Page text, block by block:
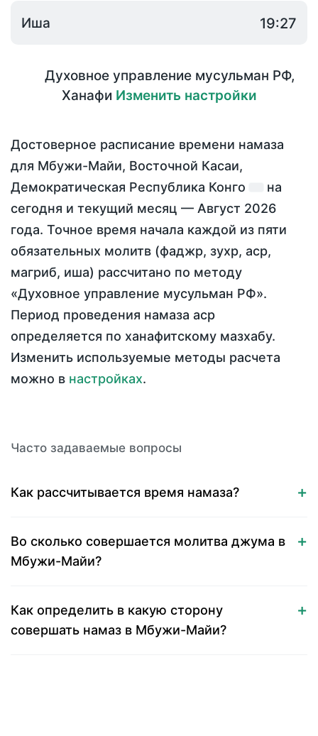
Иша 19:27
Духовное управление мусульман РФ,
Ханафи Изменить настройки
Достоверное расписание времени намаза
для Мбужи-Майи, Восточной Касаи,
Демократическая Республика Конго
на
сегодня и текущий месяц — Август 2026
года. Точное время начала каждой из пяти
обязательных молитв (фаджр, зухр, аср,
магриб, иша) рассчитано по методу
«Духовное управление мусульман РФ».
Период проведения намаза аср
определяется по ханафитскому мазхабу.
Изменить используемые методы расчета
можно в настройках.
Часто задаваемые вопросы
Как рассчитывается время намаза?
Во сколько совершается молитва джума в
Мбужи-Майи?
Как определить в какую сторону
совершать намаз в Мбужи-Майи?